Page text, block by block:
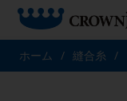
ホーム / 縫合糸 /